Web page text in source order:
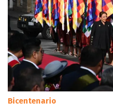
Bicentenario